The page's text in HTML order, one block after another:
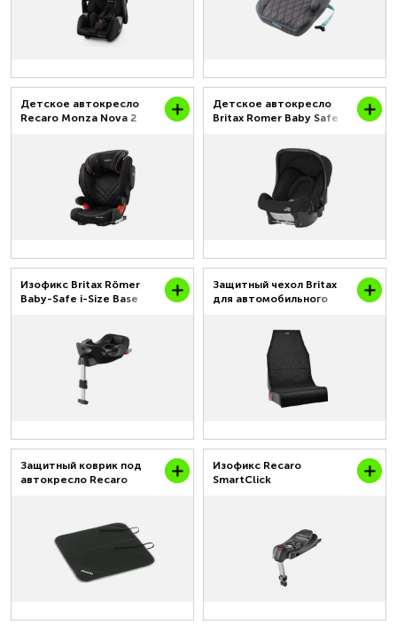
Детское автокресло
Recaro Monza Nova 2
Детское автокресло
Britax Romer Baby Safe
Изофикс Britax Römer
Baby-Safe i-Size Base
Защитный чехол Britax
для автомобильного
Защитный коврик под
автокресло Recaro
Изофикс Recaro
SmartClick